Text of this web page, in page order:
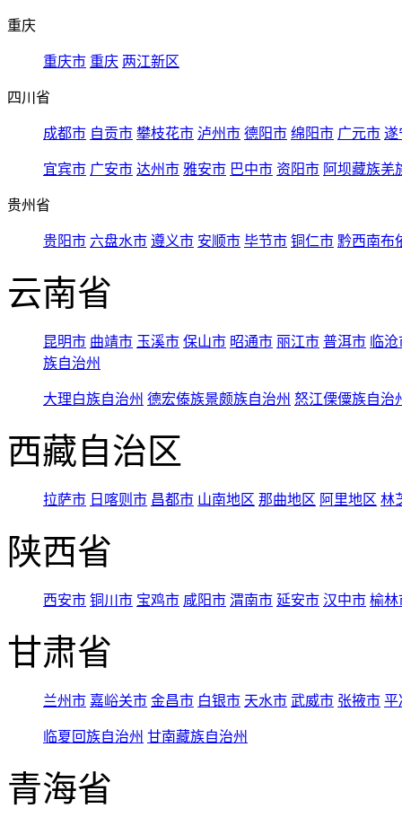
重庆
重庆市 重庆 两江新区
四川省
成都市 自贡市 攀枝花市 泸州市 德阳市 绵阳市 广元市 遂
宜宾市 广安市 达州市 雅安市 巴中市 资阳市 阿坝藏族羌
贵州省
贵阳市 六盘水市 遵义市 安顺市 毕节市 铜仁市 黔西南布
云南省
昆明市 曲靖市 玉溪市 保山市 昭通市 丽江市 普洱市 临
族自治州
大理白族自治州 德宏傣族景颇族自治州 怒江傈僳族自治
西藏自治区
拉萨市 日喀则市 昌都市 山南地区 那曲地区 阿里地区 林
陕西省
西安市 铜川市 宝鸡市 咸阳市 渭南市 延安市 汉中市 榆林
甘肃省
兰州市 嘉峪关市 金昌市 白银市 天水市 武威市 张掖市 平
临夏回族自治州 甘南藏族自治州
青海省